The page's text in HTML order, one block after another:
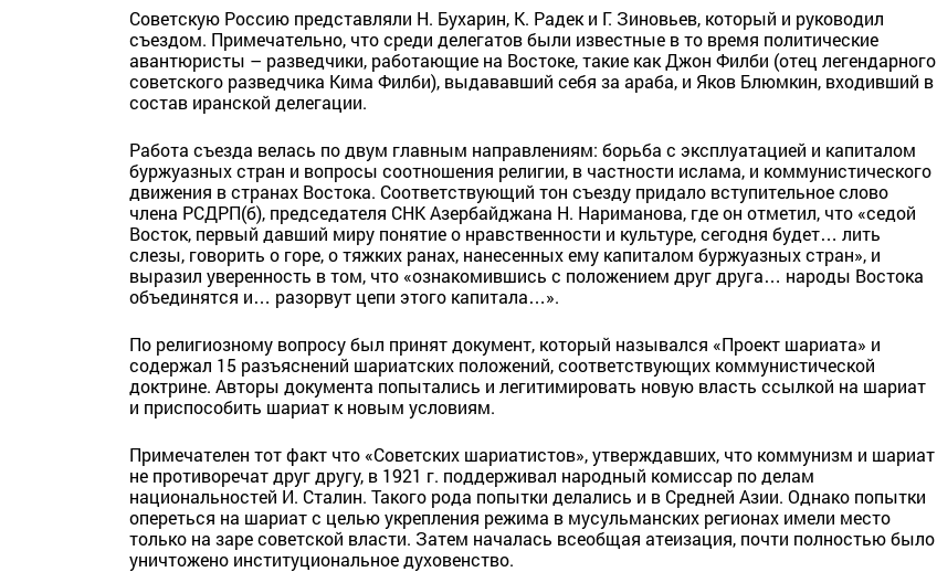
Советскую Россию представляли Н. Бухарин, К. Радек и Г. Зиновьев, который и руководил
съездом. Примечательно, что среди делегатов были известные в то время политические
авантюристы – разведчики, работающие на Востоке, такие как Джон Филби (отец легендарного
советского разведчика Кима Филби), выдававший себя за араба, и Яков Блюмкин, входивший в
состав иранской делегации.
Работа съезда велась по двум главным направлениям: борьба с эксплуатацией и капиталом
буржуазных стран и вопросы соотношения религии, в частности ислама, и коммунистического
движения в странах Востока. Соответствующий тон съезду придало вступительное слово
члена РСДРП(б), председателя СНК Азербайджана Н. Нариманова, где он отметил, что «седой
Восток, первый давший миру понятие о нравственности и культуре, сегодня будет… лить
слезы, говорить о горе, о тяжких ранах, нанесенных ему капиталом буржуазных стран», и
выразил уверенность в том, что «ознакомившись с положением друг друга… народы Востока
объединятся и… разорвут цепи этого капитала…».
По религиозному вопросу был принят документ, который назывался «Проект шариата» и
содержал 15 разъяснений шариатских положений, соответствующих коммунистической
доктрине. Авторы документа попытались и легитимировать новую власть ссылкой на шариат
и приспособить шариат к новым условиям.
Примечателен тот факт что «Советских шариатистов», утверждавших, что коммунизм и шариат
не противоречат друг другу, в 1921 г. поддерживал народный комиссар по делам
национальностей И. Сталин. Такого рода попытки делались и в Средней Азии. Однако попытки
опереться на шариат с целью укрепления режима в мусульманских регионах имели место
только на заре советской власти. Затем началась всеобщая атеизация, почти полностью было
уничтожено институциональное духовенство.